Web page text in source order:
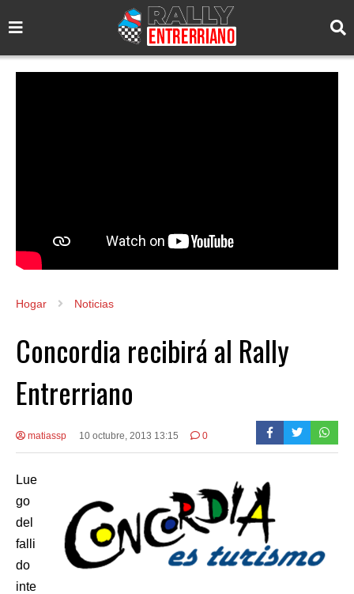
Hogar Noticias
Concordia recibirá al Rally
Entrerriano
matiassp 10 octubre, 2013 13:15 0
Lue
go
del
falli
do
inte